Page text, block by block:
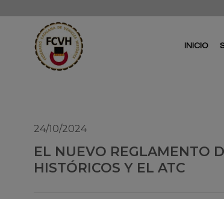
INICIO
24/10/2024
EL NUEVO REGLAMENTO
HISTÓRICOS Y EL ATC